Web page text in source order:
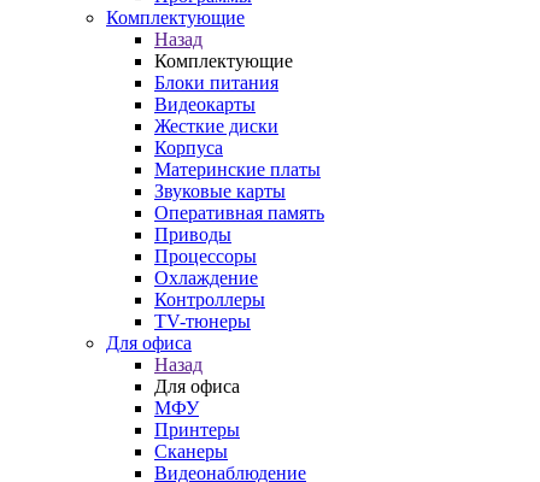
Комплектующие
Назад
Комплектующие
Блоки питания
Видеокарты
Жесткие диски
Корпуса
Материнские платы
Звуковые карты
Оперативная память
Приводы
Процессоры
Охлаждение
Контроллеры
TV-тюнеры
Для офиса
Назад
Для офиса
МФУ
Принтеры
Сканеры
Видеонаблюдение